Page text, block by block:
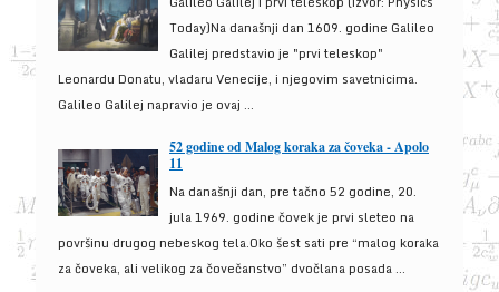
Today)Na današnji dan 1609. godine Galileo
Galilej predstavio je "prvi teleskop"
Leonardu Donatu, vladaru Venecije, i njegovim savetnicima.
Galileo Galilej napravio je ovaj ...
52 godine od Malog koraka za čoveka - Apolo
11
Na današnji dan, pre tačno 52 godine, 20.
jula 1969. godine čovek je prvi sleteo na
površinu drugog nebeskog tela.Oko šest sati pre “malog koraka
za čoveka, ali velikog za čovečanstvo” dvočlana posada ...